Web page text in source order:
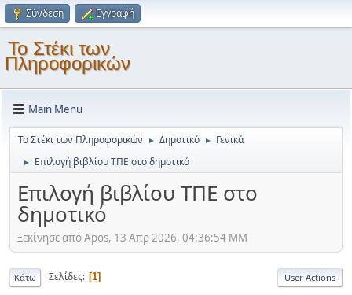
Σύνδεση Εγγραφή
Το Στέκι των
Πληροφορικών
Main Menu
Το Στέκι των Πληροφορικών ► Δημοτικό ► Γενικά
► Επιλογή βιβλίου ΤΠΕ στο δημοτικό
Επιλογή βιβλίου ΤΠΕ στο
δημοτικό
Ξεκίνησε από Apos, 13 Απρ 2026, 04:36:54 ΜΜ
Κάτω Σελίδες 1 User Actions